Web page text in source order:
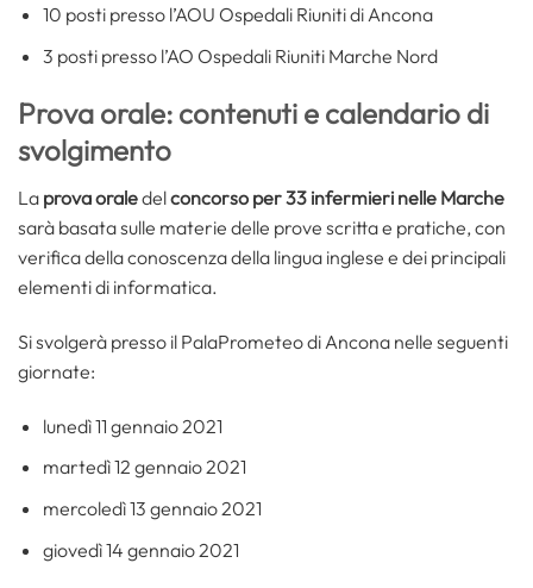
10 posti presso l’AOU Ospedali Riuniti di Ancona
3 posti presso l’AO Ospedali Riuniti Marche Nord
Prova orale: contenuti e calendario di
svolgimento
La prova oraledelconcorso per 33 infermieri nelle Marche
sarà basata sulle materie delle prove scritta e pratiche, con
verifica della conoscenza della lingua inglese e dei principali
elementi di informatica.
Si svolgerà presso il PalaPrometeo di Ancona nelle seguenti
giornate:
lunedì 11 gennaio 2021
martedì 12 gennaio 2021
mercoledì 13 gennaio 2021
giovedì 14 gennaio 2021